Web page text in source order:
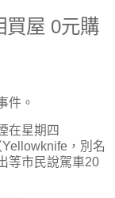
買屋 0元購
件。
在星期四
，別名
等市民說駕車20